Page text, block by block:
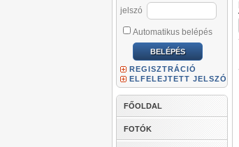
jelszó
Automatikus belépés
REGISZTRÁCIÓ
ELFELEJTETT JELSZÓ
FŐOLDAL
FOTÓK